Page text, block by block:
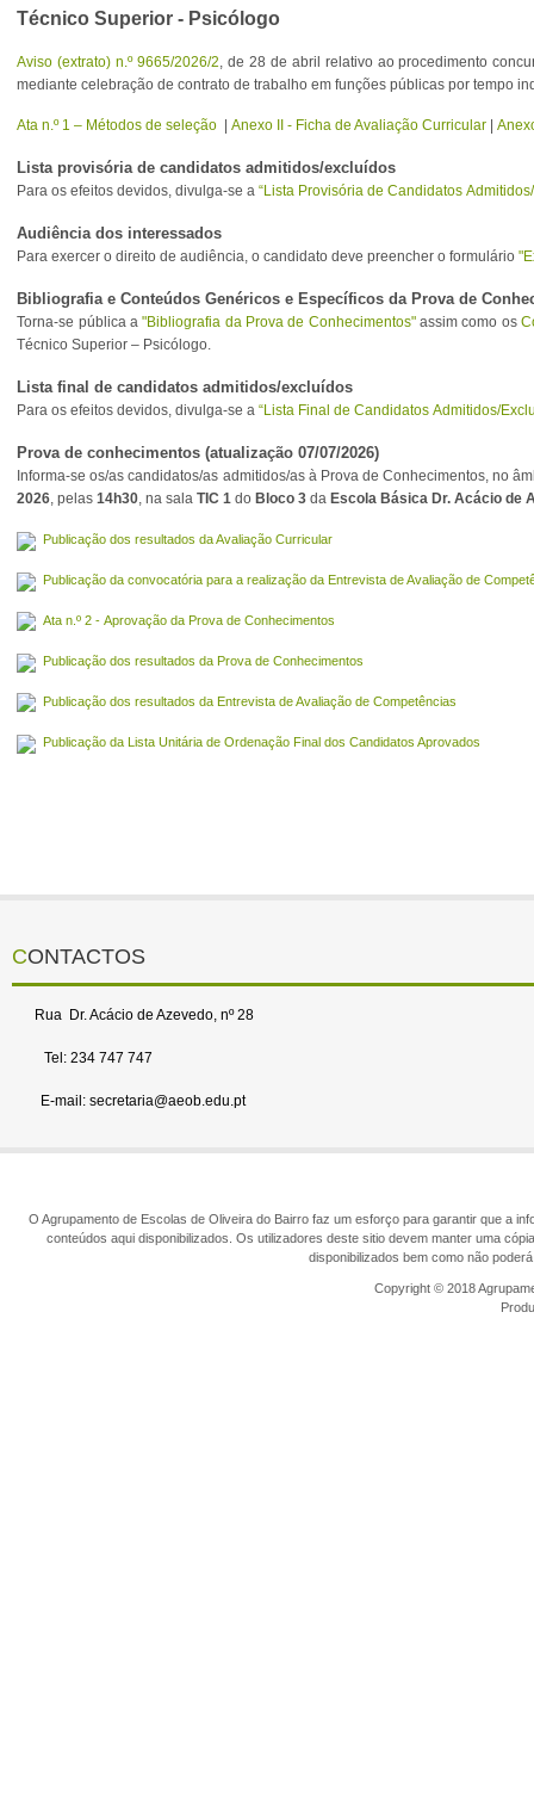
Técnico Superior - Psicólogo
Aviso (extrato) n.º 9665/2026/2, de 28 de abril relativo ao procedimento
mediante celebração de contrato de trabalho em funções públicas por tempo
Ata n.º 1 – Métodos de seleção |Anexo II - Ficha de Avaliação Curricular |
Lista provisória de candidatos admitidos/excluídos
Para os efeitos devidos, divulga-se a“Lista Provisória de Candidatos
Audiência dos interessados
Para exercer o direito de audiência, o candidato deve preencher o formulário
Bibliografia e Conteúdos Genéricos e Específicos da Prova de
Torna-se pública a"Bibliografia da Prova de Conhecimentos"assim como os
Técnico Superior – Psicólogo.
Lista final de candidatos admitidos/excluídos
Para os efeitos devidos, divulga-se a“Lista Final de Candidatos Admitidos/
Prova de conhecimentos (atualização 07/07/2026)
Informa-se os/as candidatos/as admitidos/as à Prova de Conhecimentos, no
2026, pelas14h30, na salaTIC 1 do Bloco 3 da Escola Básica Dr. Acácio de
Publicação dos resultados da Avaliação Curricular
Publicação da convocatória para a realização da Entrevista de Avaliação de
Ata n.º 2 - Aprovação da Prova de Conhecimentos
Publicação dos resultados da Prova de Conhecimentos
Publicação dos resultados da Entrevista de Avaliação de Competências
Publicação da Lista Unitária de Ordenação Final dos Candidatos Aprovados
CONTACTOS
Rua Dr. Acácio de Azevedo, nº 28
Tel: 234 747 747
E-mail: secretaria@aeob.edu.pt
O Agrupamento de Escolas de Oliveira do Bairro faz um esforço para garantir que a
conteúdos aqui disponibilizados. Os utilizadores deste sitio devem manter uma
disponibilizados bem como não
Copyright © 2018